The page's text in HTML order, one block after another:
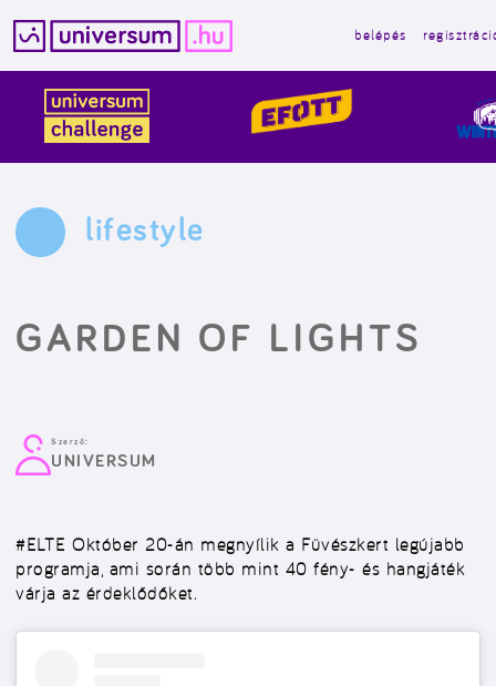
tartalomba
belépés
lifestyle
GARDEN OF LIGHTS
Szerző:
UNIVERSUM
#ELTE Október 20-án megnyílik a Füvészkert legújabb
programja, ami során több mint 40 fény- és hangjáték
várja az érdeklődőket.